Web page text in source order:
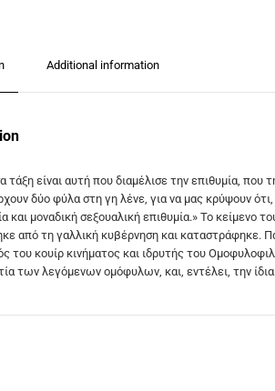
Additional information
τάξη είναι αυτή που διαμέλισε την επιθυμία,
δύο φύλα στη γη λένε, για να μας κρύψουν
και μοναδική σεξουαλική επιθυμία.» Το
από τη γαλλική κυβέρνηση και καταστράφηκε.
του κουίρ κινήματος και ιδρυτής του
των λεγόμενων ομόφυλων, και, εντέλει, την